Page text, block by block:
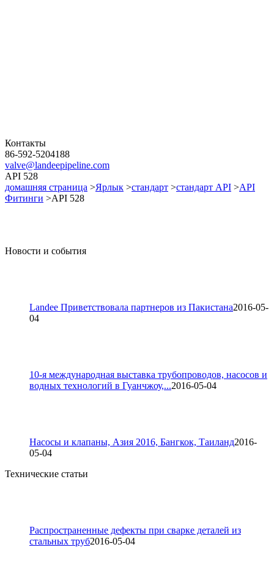
Контакты
86-592-5204188
valve@landeepipeline.com
API 528
домашняя страница >Ярлык >стандарт >стандарт API >API
Фитинги >API 528
Новости и события
Landee Приветствовала партнеров из Пакистана2016-05-
04
10-я международная выставка трубопроводов, насосов и
водных технологий в Гуанчжоу,...2016-05-04
Насосы и клапаны, Азия 2016, Бангкок, Таиланд2016-
05-04
Технические статьи
Распространенные дефекты при сварке деталей из
стальных труб2016-05-04